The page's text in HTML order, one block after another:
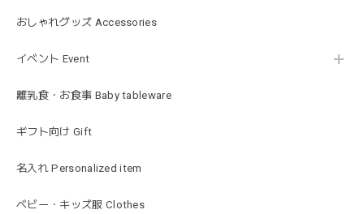
おしゃれグッズ Accessories
イベント Event
離乳食・お食事 Baby tableware
ギフト向け Gift
名入れ Personalized item
ベビー・キッズ服 Clothes
2026/01/17
出産祝いで渡しました。友人がとても喜んでおりました！可